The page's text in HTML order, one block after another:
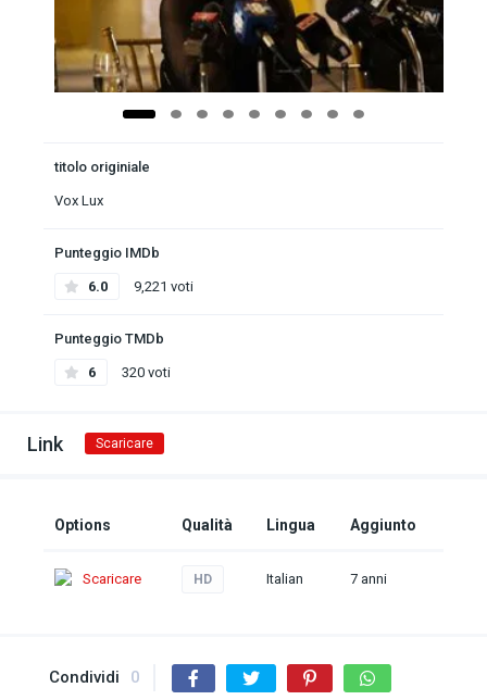
titolo originiale
Vox Lux
Punteggio IMDb
6.0 9,221 voti
Punteggio TMDb
6 320 voti
Link Scaricare
Options Qualità Lingua Aggiunto
Scaricare HD Italian 7 anni
Condividi 0